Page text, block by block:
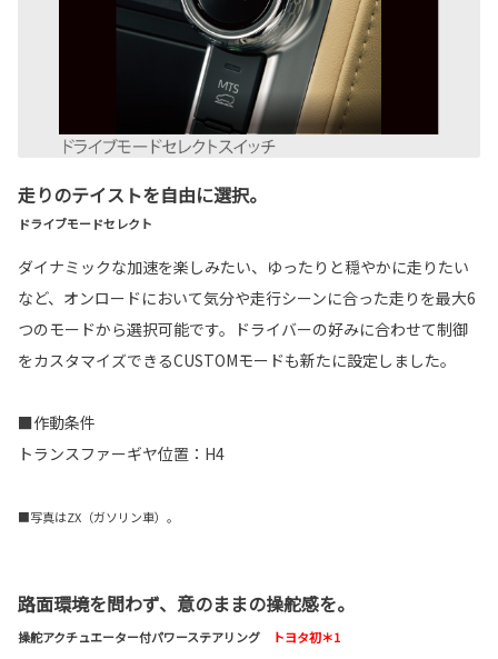
走りのテイストを自由に選択。
ドライブモードセレクト
ダイナミックな加速を楽しみたい、ゆったりと穏やかに走りたい
など、オンロードにおいて気分や走行シーンに合った走りを最大6
つのモードから選択可能です。ドライバーの好みに合わせて制御
をカスタマイズできるCUSTOMモードも新たに設定しました。
■作動条件
トランスファーギヤ位置：H4
■写真はZX（ガソリン車）。
路面環境を問わず、意のままの操舵感を。
操舵アクチュエーター付パワーステアリング トヨタ初＊1